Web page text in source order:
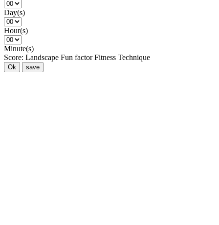
Day(s)
Hour(s)
Minute(s)
Score: Landscape Fun factor Fitness Technique
Ok save